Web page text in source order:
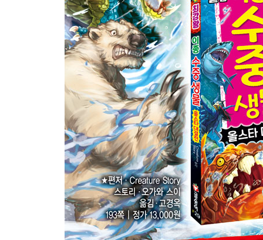
누켈라비
가와텐구
세이렌
향유고래